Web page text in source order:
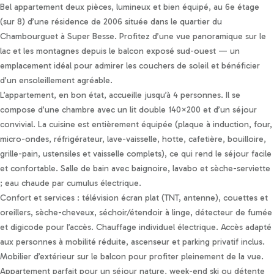
Personnaliser les préférences en matière de consentement
Bel appartement deux pièces, lumineux et bien équipé, au 6e étage
(sur 8) d’une résidence de 2006 située dans le quartier du
Chambourguet à Super Besse. Profitez d’une vue panoramique sur le
lac et les montagnes depuis le balcon exposé sud-ouest — un
emplacement idéal pour admirer les couchers de soleil et bénéficier
d’un ensoleillement agréable.
L’appartement, en bon état, accueille jusqu’à 4 personnes. Il se
compose d’une chambre avec un lit double 140×200 et d’un séjour
convivial. La cuisine est entièrement équipée (plaque à induction, four,
micro-ondes, réfrigérateur, lave-vaisselle, hotte, cafetière, bouilloire,
grille-pain, ustensiles et vaisselle complets), ce qui rend le séjour facile
et confortable. Salle de bain avec baignoire, lavabo et sèche-serviette
; eau chaude par cumulus électrique.
Confort et services : télévision écran plat (TNT, antenne), couettes et
oreillers, sèche-cheveux, séchoir/étendoir à linge, détecteur de fumée
et digicode pour l’accès. Chauffage individuel électrique. Accès adapté
aux personnes à mobilité réduite, ascenseur et parking privatif inclus.
Mobilier d’extérieur sur le balcon pour profiter pleinement de la vue.
Appartement parfait pour un séjour nature, week-end ski ou détente